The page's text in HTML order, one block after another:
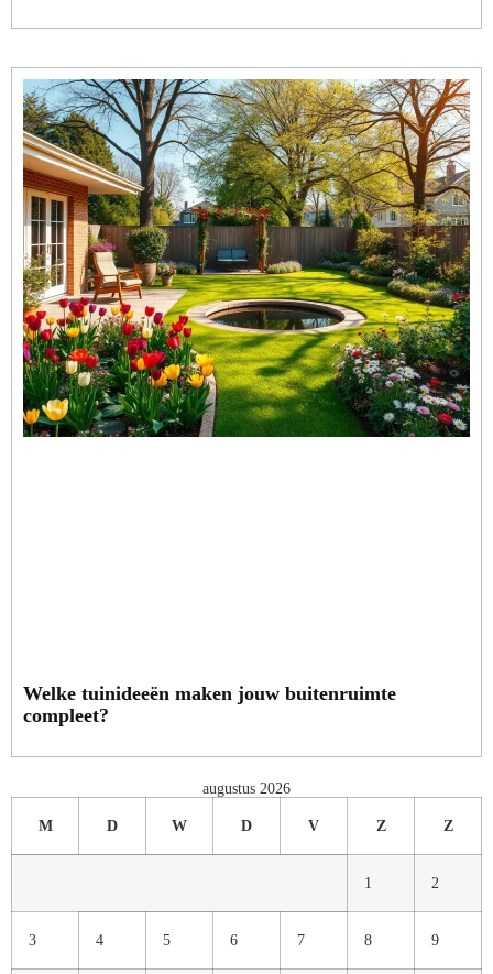
Welke tuinideeën maken jouw buitenruimte
compleet?
augustus 2026
M D W D V Z Z
1 2
3 4 5 6 7 8 9